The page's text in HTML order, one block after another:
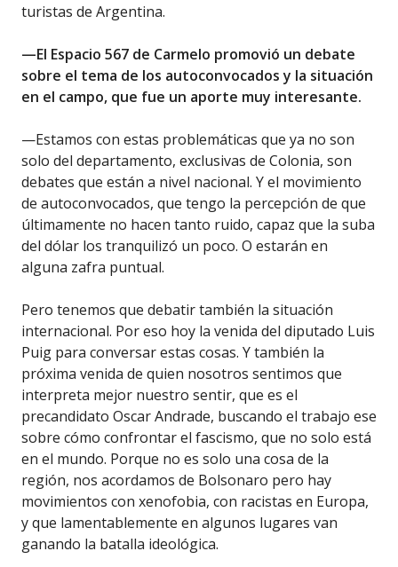
turistas de Argentina.
—El Espacio 567 de Carmelo promovió un debate
sobre el tema de los autoconvocados y la situación
en el campo, que fue un aporte muy interesante.
—Estamos con estas problemáticas que ya no son
solo del departamento, exclusivas de Colonia, son
debates que están a nivel nacional. Y el movimiento
de autoconvocados, que tengo la percepción de que
últimamente no hacen tanto ruido, capaz que la suba
del dólar los tranquilizó un poco. O estarán en
alguna zafra puntual.
Pero tenemos que debatir también la situación
internacional. Por eso hoy la venida del diputado Luis
Puig para conversar estas cosas. Y también la
próxima venida de quien nosotros sentimos que
interpreta mejor nuestro sentir, que es el
precandidato Oscar Andrade, buscando el trabajo ese
sobre cómo confrontar el fascismo, que no solo está
en el mundo. Porque no es solo una cosa de la
región, nos acordamos de Bolsonaro pero hay
movimientos con xenofobia, con racistas en Europa,
y que lamentablemente en algunos lugares van
ganando la batalla ideológica.